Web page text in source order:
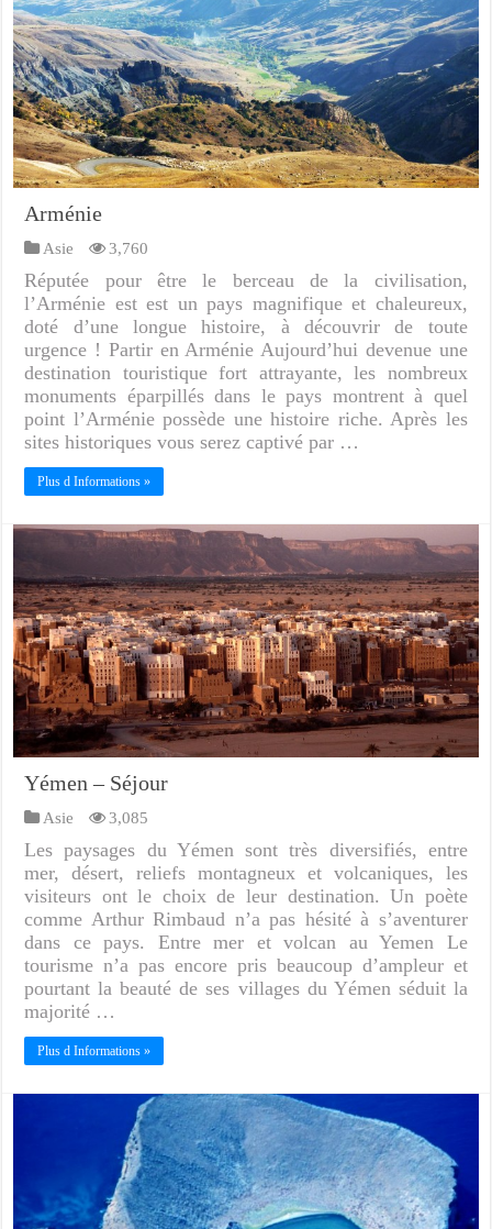
Arménie
Asie 3,760
Réputée pour être le berceau de la civilisation,
l’Arménie est est un pays magnifique et chaleureux,
doté d’une longue histoire, à découvrir de toute
urgence ! Partir en Arménie Aujourd’hui devenue une
destination touristique fort attrayante, les nombreux
monuments éparpillés dans le pays montrent à quel
point l’Arménie possède une histoire riche. Après les
sites historiques vous serez captivé par …
Plus d Informations »
Yémen – Séjour
Asie 3,085
Les paysages du Yémen sont très diversifiés, entre
mer, désert, reliefs montagneux et volcaniques, les
visiteurs ont le choix de leur destination. Un poète
comme Arthur Rimbaud n’a pas hésité à s’aventurer
dans ce pays. Entre mer et volcan au Yemen Le
tourisme n’a pas encore pris beaucoup d’ampleur et
pourtant la beauté de ses villages du Yémen séduit la
majorité …
Plus d Informations »